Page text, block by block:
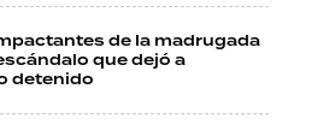
de la madrugada
que dejó a
detenido